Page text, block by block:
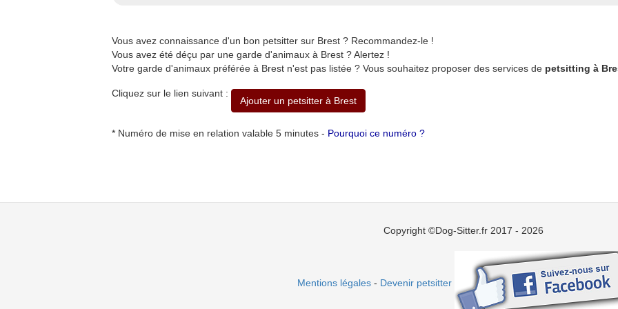
Vous avez connaissance d'un bon petsitter sur Brest ? Recommandez-le !
Vous avez été déçu par une garde d'animaux à Brest ? Alertez !
Votre garde d'animaux préférée à Brest n'est pas listée ? Vous souhaitez proposer des services de petsitting à
Cliquez sur le lien suivant :
Ajouter un petsitter à Brest
* Numéro de mise en relation valable 5 minutes - Pourquoi ce numéro ?
Copyright ©Dog-Sitter.fr 2017 - 2026
Mentions légales- Devenir petsitter